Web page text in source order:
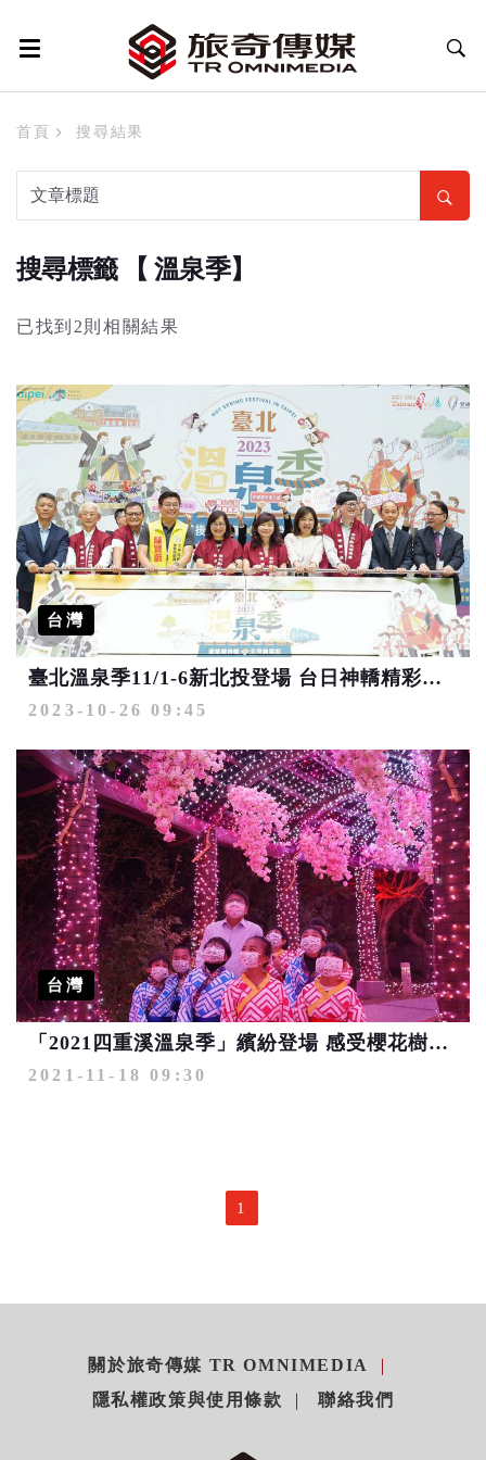
首頁 搜尋結果
搜尋標籤 【 溫泉季】
已找到2則相關結果
台灣
臺北溫泉季11/1-6新北投登場 台日神轎精彩大會師
2023-10-26 09:45
台灣
「2021四重溪溫泉季」繽紛登場 感受櫻花樹下泡湯的北國風情
2021-11-18 09:30
1
關於旅奇傳媒 TR OMNIMEDIA
隱私權政策與使用條款
聯絡我們